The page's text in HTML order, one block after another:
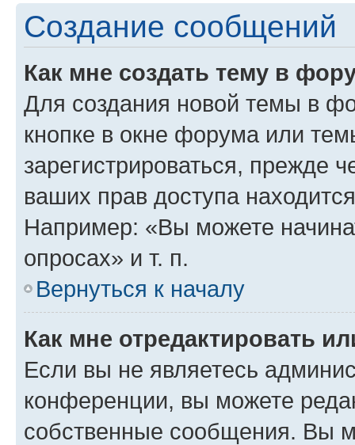
Создание сообщений
Как мне создать тему в
Для создания новой темы в
кнопке в окне форума или
зарегистрироваться, прежде
ваших прав доступа
Например: «Вы можете
опросах» и т. п.
Вернуться к началу
Как мне отредактировать
Если вы не являетесь
конференции, вы можете
собственные сообщения. Вы